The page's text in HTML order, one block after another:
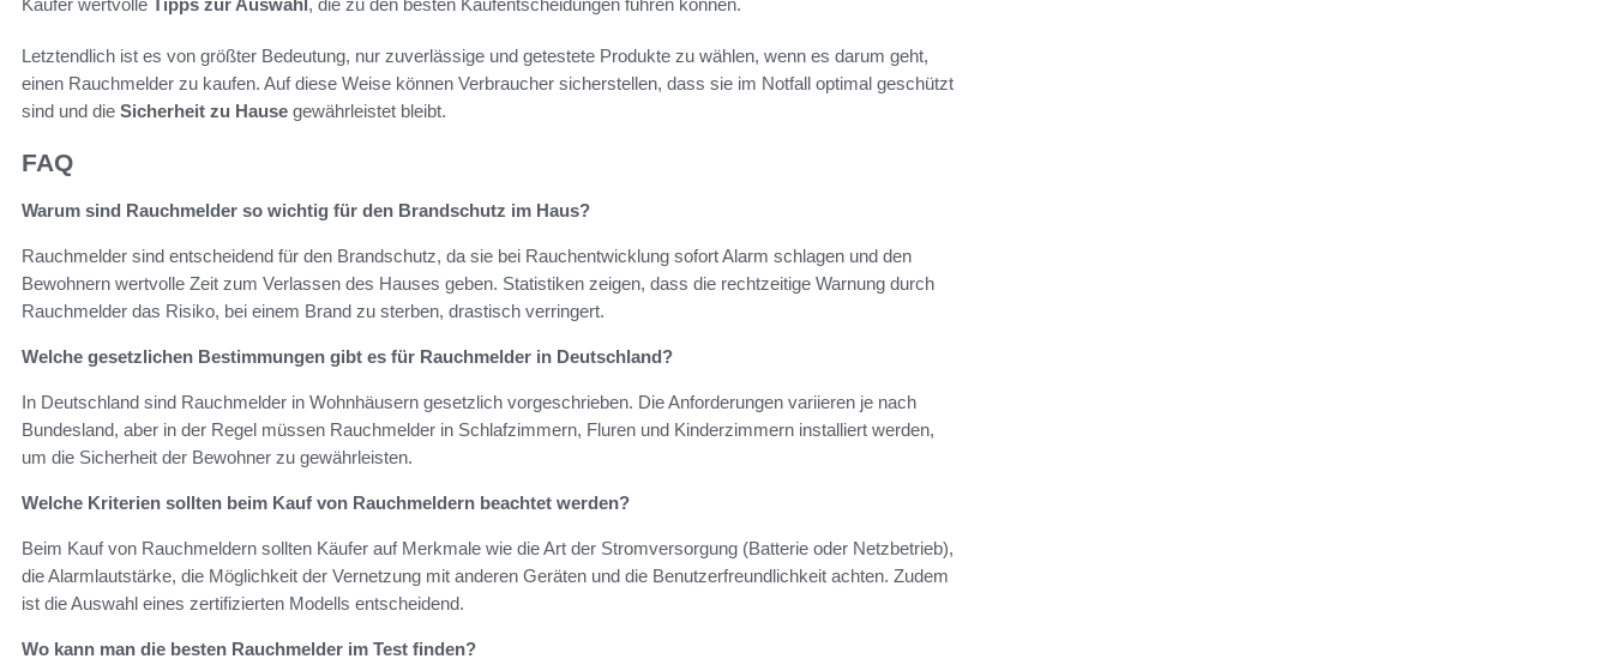
Letztendlich ist es von größter Bedeutung, nur zuverlässige und getestete Produkte zu wählen, wenn es darum geht,
einen Rauchmelder zu kaufen. Auf diese Weise können Verbraucher sicherstellen, dass sie im Notfall optimal geschützt
sind und die Sicherheit zu Hause gewährleistet bleibt.
FAQ
Warum sind Rauchmelder so wichtig für den Brandschutz im Haus?
Rauchmelder sind entscheidend für den Brandschutz, da sie bei Rauchentwicklung sofort Alarm schlagen und den
Bewohnern wertvolle Zeit zum Verlassen des Hauses geben. Statistiken zeigen, dass die rechtzeitige Warnung durch
Rauchmelder das Risiko, bei einem Brand zu sterben, drastisch verringert.
Welche gesetzlichen Bestimmungen gibt es für Rauchmelder in Deutschland?
In Deutschland sind Rauchmelder in Wohnhäusern gesetzlich vorgeschrieben. Die Anforderungen variieren je nach
Bundesland, aber in der Regel müssen Rauchmelder in Schlafzimmern, Fluren und Kinderzimmern installiert werden,
um die Sicherheit der Bewohner zu gewährleisten.
Welche Kriterien sollten beim Kauf von Rauchmeldern beachtet werden?
Beim Kauf von Rauchmeldern sollten Käufer auf Merkmale wie die Art der Stromversorgung (Batterie oder Netzbetrieb),
die Alarmlautstärke, die Möglichkeit der Vernetzung mit anderen Geräten und die Benutzerfreundlichkeit achten. Zudem
ist die Auswahl eines zertifizierten Modells entscheidend.
Wo kann man die besten Rauchmelder im Test finden?